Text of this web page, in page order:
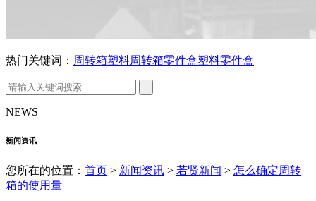
热门关键词： 周转箱塑料周转箱零件盒塑料零件盒
NEWS
新闻资讯
您所在的位置： 首页 > 新闻资讯 > 若贤新闻 > 怎么确定周转
箱的使用量